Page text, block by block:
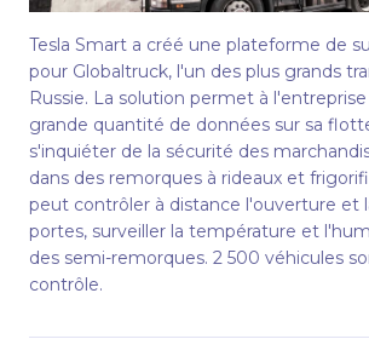
Tesla Smart a créé une plateforme de
pour Globaltruck, l'un des plus grands
Russie. La solution permet à
grande quantité de données sur sa
s'inquiéter de la sécurité des
dans des remorques à rideaux et
peut contrôler à distance l'ouverture et
portes, surveiller la température et
des semi-remorques. 2 500 véhicules
contrôle.